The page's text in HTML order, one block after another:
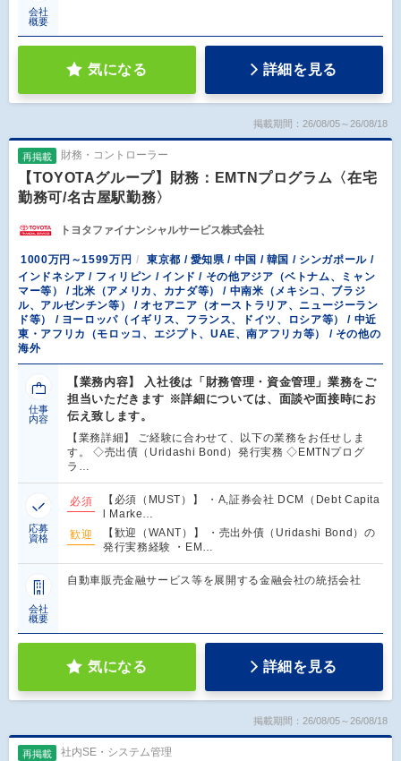
会社
概要
気になる 詳細を見る
掲載期間：26/08/05～26/08/18
再掲載 財務・コントローラー
【TOYOTAグループ】財務：EMTNプログラム〈在宅
勤務可/名古屋駅勤務〉
トヨタファイナンシャルサービス株式会社
1000万円～1599万円
東京都 / 愛知県 / 中国 / 韓国 / シンガポール /
インドネシア / フィリピン / インド / その他アジア（ベトナム、ミャン
マー等） / 北米（アメリカ、カナダ等） / 中南米（メキシコ、ブラジ
ル、アルゼンチン等） / オセアニア（オーストラリア、ニュージーラン
ド等） / ヨーロッパ（イギリス、フランス、ドイツ、ロシア等） / 中近
東・アフリカ（モロッコ、エジプト、UAE、南アフリカ等） / その他の
海外
仕事
内容
【業務内容】 入社後は「財務管理・資金管理」業務をご
担当いただきます ※詳細については、面談や面接時にお
伝え致します。
【業務詳細】 ご経験に合わせて、以下の業務をお任せしま
す。 ◇売出債（Uridashi Bond）発行実務 ◇EMTNプログ
ラ…
応募
資格
必須
【必須（MUST）】 ・A,証券会社 DCM（Debt Capita
l Marke…
歓迎
【歓迎（WANT）】 ・売出外債（Uridashi Bond）の
発行実務経験 ・EM…
会社
概要
自動車販売金融サービス等を展開する金融会社の統括会社
気になる 詳細を見る
掲載期間：26/08/05～26/08/18
再掲載 社内SE・システム管理